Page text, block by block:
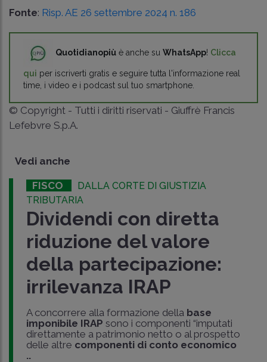
Fonte: Risp. AE 26 settembre 2024 n. 186
Quotidianopiù è anche su WhatsApp! Clicca
qui per iscriverti gratis e seguire tutta l'informazione real
time, i video e i podcast sul tuo smartphone.
© Copyright - Tutti i diritti riservati - Giuffrè Francis
Lefebvre S.p.A.
Vedi anche
FISCO
DALLA CORTE DI GIUSTIZIA
TRIBUTARIA
Dividendi con diretta
riduzione del valore
della partecipazione:
irrilevanza IRAP
A concorrere alla formazione della base
imponibile IRAP sono i componenti “imputati
direttamente a patrimonio netto o al prospetto
delle altre componenti di conto economico
..